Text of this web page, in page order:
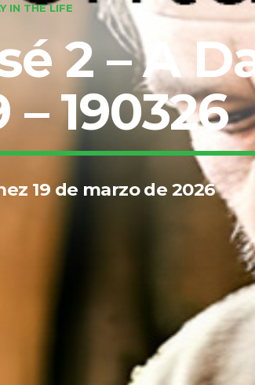
IN THE LIFE
2 – A
190326
19 de marzo de 2026